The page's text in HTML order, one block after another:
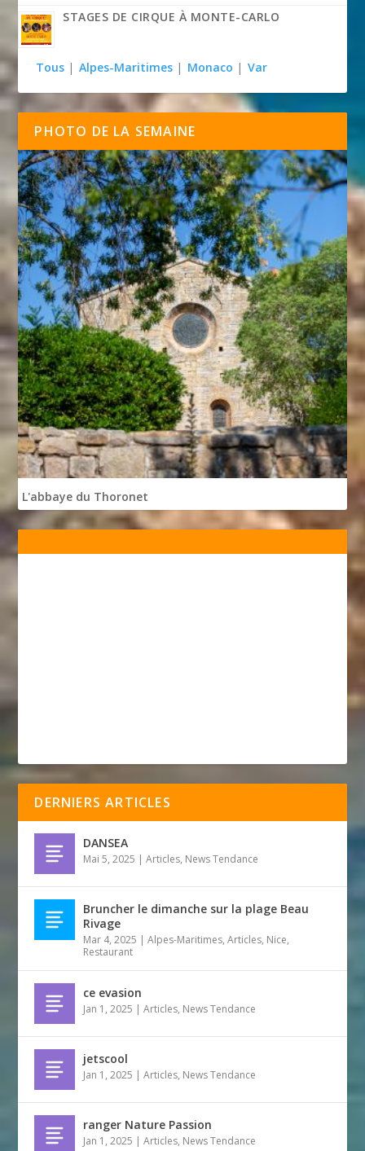
STAGES DE CIRQUE À MONTE-CARLO
Tous | Alpes-Maritimes | Monaco | Var
PHOTO DE LA SEMAINE
L'abbaye du Thoronet
DERNIERS ARTICLES
DANSEA
Mai 5, 2025 |Articles, News Tendance
Bruncher le dimanche sur la plage Beau
Rivage
Mar 4, 2025 |Alpes-Maritimes,Articles, Nice,
Restaurant
ce evasion
Jan 1, 2025 |Articles, News Tendance
jetscool
Jan 1, 2025 |Articles, News Tendance
ranger Nature Passion
Jan 1, 2025 |Articles, News Tendance